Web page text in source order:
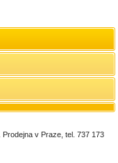
v Praze, tel. 737 173